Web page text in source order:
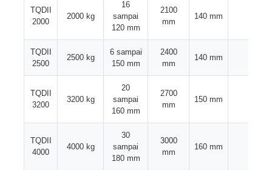
Mesin Pembungkus
Mesin Putar Tunggal
Mesin Pemutar Pasangan
mesin peletakan kawat
TQDII
2000
2000 kg
16
sampai
120 mm
2100
mm
140 mm
TQDII
2500
2500 kg
6 sampai
150 mm
2400
mm
140 mm
TQDII
3200
3200 kg
20
sampai
160 mm
2700
mm
150 mm
TQDII
4000
4000 kg
30
sampai
180 mm
3000
mm
160 mm